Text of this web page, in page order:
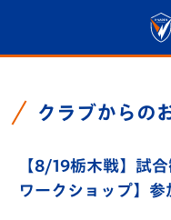
クラブからの
【8/19栃木戦】試
ワークショップ】参